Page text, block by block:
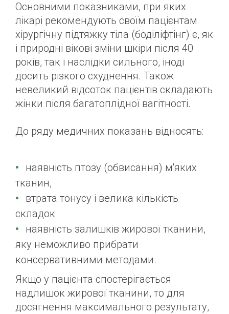
Основними показниками, при яких
лікарі рекомендують своїм пацієнтам
хірургічну підтяжку тіла (боділіфтінг) є, як
і природні вікові зміни шкіри після 40
років, так і наслідки сильного, іноді
досить різкого схуднення. Також
невеликий відсоток пацієнтів складають
жінки після багатоплідної вагітності.
До ряду медичних показань відносять:
наявність птозу (обвисання) м'яких
тканин,
втрата тонусу і велика кількість
складок
наявність залишків жирової тканини,
яку неможливо прибрати
консервативними методами.
Якщо у пацієнта спостерігається
надлишок жирової тканини, то для
досягнення максимального результату,